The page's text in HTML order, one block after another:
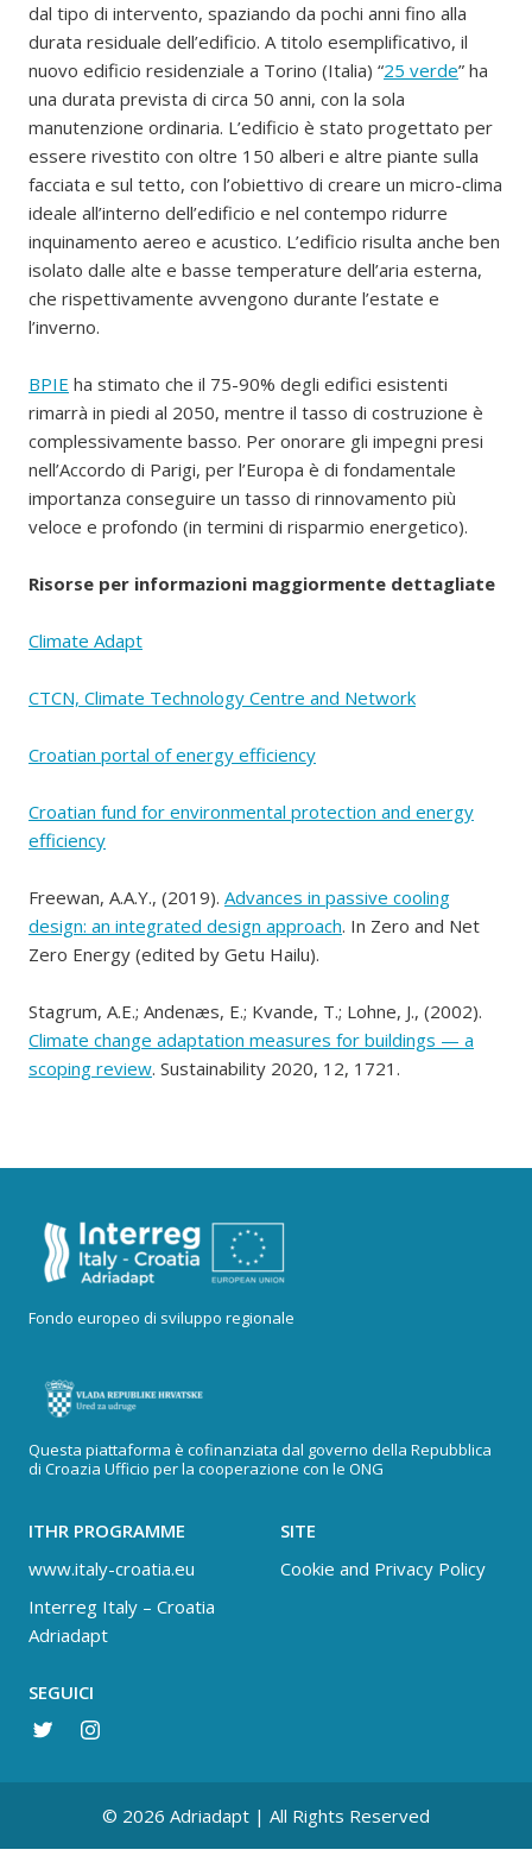
dal tipo di intervento, spaziando da pochi anni fino alla
durata residuale dell’edificio. A titolo esemplificativo, il
nuovo edificio residenziale a Torino (Italia) “25 verde” ha
una durata prevista di circa 50 anni, con la sola
manutenzione ordinaria. L’edificio è stato progettato per
essere rivestito con oltre 150 alberi e altre piante sulla
facciata e sul tetto, con l’obiettivo di creare un micro-clima
ideale all’interno dell’edificio e nel contempo ridurre
inquinamento aereo e acustico. L’edificio risulta anche ben
isolato dalle alte e basse temperature dell’aria esterna,
che rispettivamente avvengono durante l’estate e
l’inverno.
BPIE ha stimato che il 75-90% degli edifici esistenti
rimarrà in piedi al 2050, mentre il tasso di costruzione è
complessivamente basso. Per onorare gli impegni presi
nell’Accordo di Parigi, per l’Europa è di fondamentale
importanza conseguire un tasso di rinnovamento più
veloce e profondo (in termini di risparmio energetico).
Risorse per informazioni maggiormente dettagliate
Climate Adapt
CTCN, Climate Technology Centre and Network
Croatian portal of energy efficiency
Croatian fund for environmental protection and energy
efficiency
Freewan, A.A.Y., (2019). Advances in passive cooling
design: an integrated design approach. In Zero and Net
Zero Energy (edited by Getu Hailu).
Stagrum, A.E.; Andenæs, E.; Kvande, T.; Lohne, J., (2002).
Climate change adaptation measures for buildings — a
scoping review. Sustainability 2020, 12, 1721.
Fondo europeo di sviluppo regionale
Questa piattaforma è cofinanziata dal governo della Repubblica
di Croazia Ufficio per la cooperazione con le ONG
ITHR PROGRAMME
www.italy-croatia.eu
Interreg Italy – Croatia
Adriadapt
SITE
Cookie and Privacy Policy
SEGUICI
© 2026 Adriadapt | All Rights Reserved